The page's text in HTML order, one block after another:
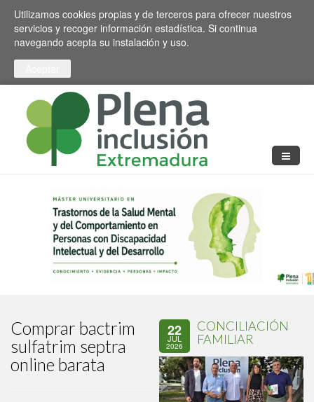
Pasar al contenido principal
Toggle high contrast
Utilizamos cookies propias y de terceros para ofrecer nuestros
servicios y recoger información estadística. Si continua
navegando acepta su instalación y uso.
Comprar bactrim
sulfatrim septra
online barata
22
JUL
2026
CONCILIACIÓN
FAMILIAR